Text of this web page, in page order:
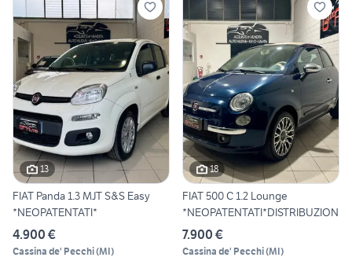
13
FIAT Panda 1.3 MJT S&S Easy
*NEOPATENTATI*
4.900 €
Cassina de' Pecchi(MI)
18
FIAT 500 C 1.2 Lounge
*NEOPATENTATI*DISTRIBUZION
7.900 €
Cassina de' Pecchi(MI)